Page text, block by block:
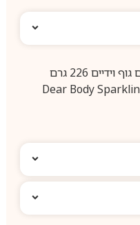
דיר בודי ספרקלינג קריסטל קרם גוף וידיים 226 גרם
Dear Body